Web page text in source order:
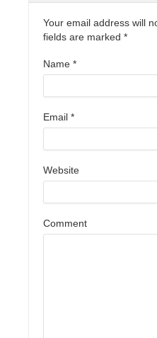
Your email address will
fields are marked *
Name *
Email *
Website
Comment